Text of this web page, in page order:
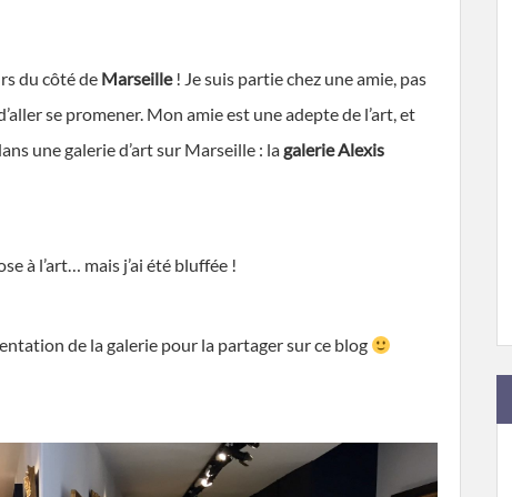
du côté de Marseille! Je suis partie chez une amie, pas
se promener. Mon amie est une adepte de l’art, et
une galerie d’art sur Marseille : lagalerie Alexis
à l’art… mais j’ai été bluffée !
de la galerie pour la partager sur ce blog